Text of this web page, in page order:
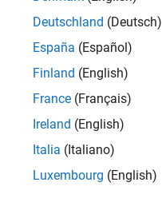
Deutschland (Deutsch)
España (Español)
Finland (English)
France (Français)
Ireland (English)
Italia (Italiano)
Luxembourg (English)